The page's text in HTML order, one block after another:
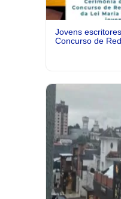
Jovens
Concurso de